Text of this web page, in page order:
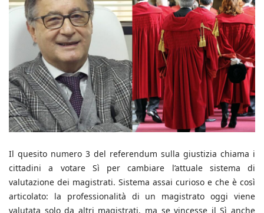
Il quesito numero 3 del referendum sulla giustizia chiama i
cittadini a votare Sì per cambiare l’attuale sistema di
valutazione dei magistrati. Sistema assai curioso e che è così
articolato: la professionalità di un magistrato oggi viene
valutata solo da altri magistrati, ma se vincesse il Sì anche